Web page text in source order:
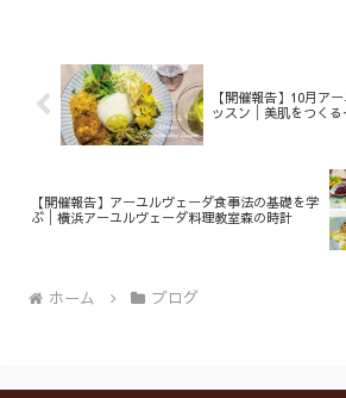
【開催報告】10月ア
ッスン│美肌をつくる
【開催報告】アーユルヴェーダ食事法の基礎を学
ぶ│横浜アーユルヴェーダ料理教室森の時計
ホーム ブログ